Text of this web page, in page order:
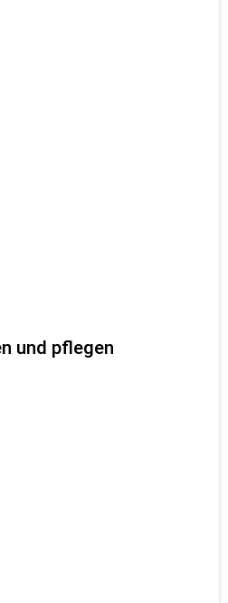
und pflegen